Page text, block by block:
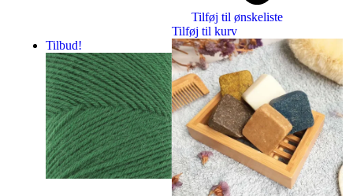
Tilføj til ønskeliste
Tilføj til kurv
Tilbud!